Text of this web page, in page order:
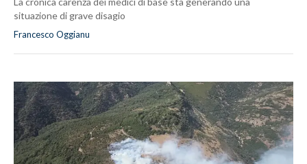
situazione di grave disagio
Francesco Oggianu